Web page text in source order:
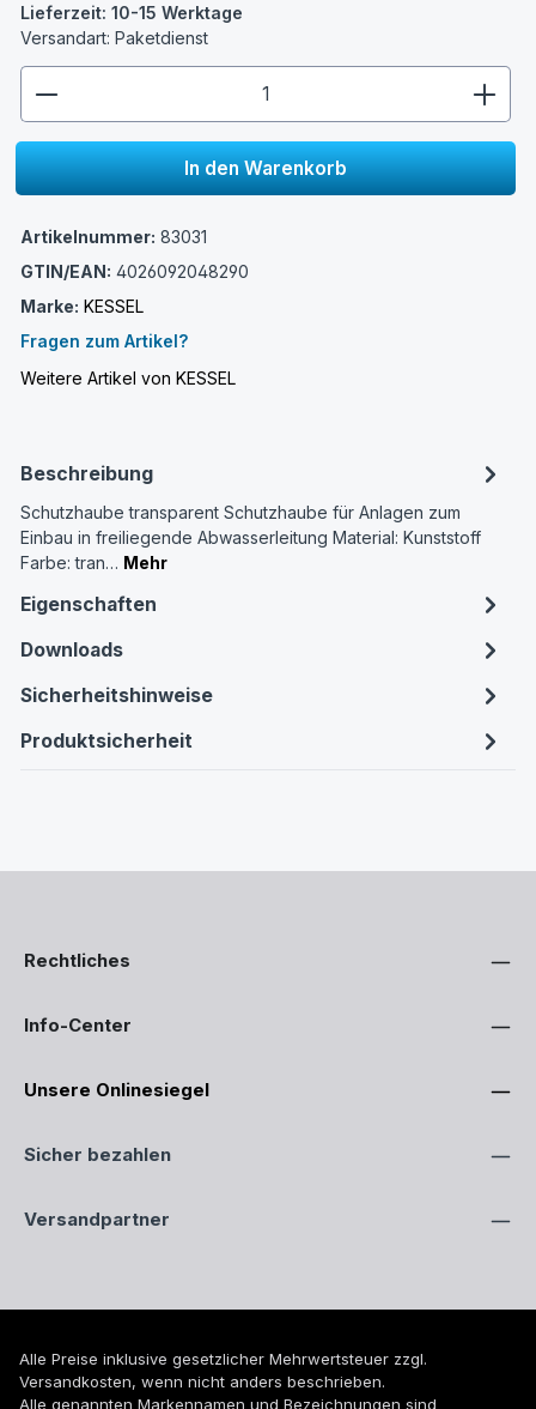
Lieferzeit: 10-15 Werktage
Versandart: Paketdienst
In den Warenkorb
Artikelnummer: 83031
GTIN/EAN: 4026092048290
Marke: KESSEL
Fragen zum Artikel?
Weitere Artikel von KESSEL
Beschreibung
Schutzhaube transparent Schutzhaube für Anlagen zum
Einbau in freiliegende Abwasserleitung Material: Kunststoff
Farbe: tran… Mehr
Eigenschaften
Downloads
Sicherheitshinweise
Produktsicherheit
Rechtliches
Info-Center
Unsere Onlinesiegel
Sicher bezahlen
Versandpartner
Alle Preise inklusive gesetzlicher Mehrwertsteuer zzgl.
Versandkosten, wenn nicht anders beschrieben.
Alle genannten Markennamen und Bezeichnungen sind